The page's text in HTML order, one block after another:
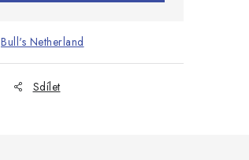
Bull's Netherland
Sdílet